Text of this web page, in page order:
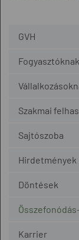
GVH
Fogyasztóknak
Szakmai
Sajtószoba
Hirdetmények
Döntések
Karrier